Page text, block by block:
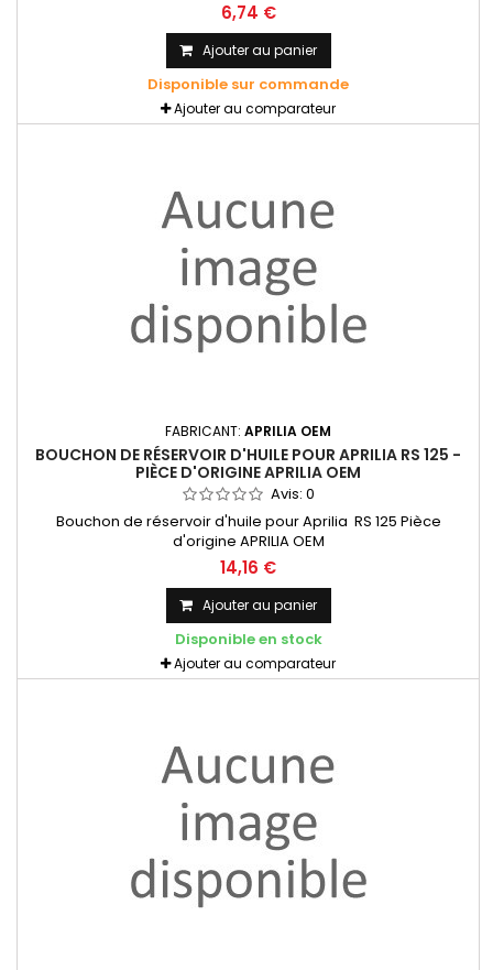
6,74 €
Ajouter au panier
Disponible sur commande
Ajouter au comparateur
FABRICANT: APRILIA OEM
BOUCHON DE RÉSERVOIR D'HUILE POUR APRILIA RS 125 -
PIÈCE D'ORIGINE APRILIA OEM
Avis: 0
Bouchon de réservoir d'huile pour Aprilia RS 125 Pièce
d'origine APRILIA OEM
14,16 €
Ajouter au panier
Disponible en stock
Ajouter au comparateur